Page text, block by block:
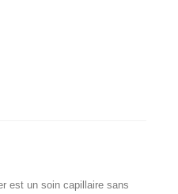
est un soin capillaire sans